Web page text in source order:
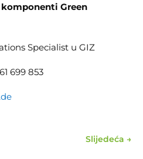
komponenti Green
Specialist u GIZ
699 853
Slijedeća →